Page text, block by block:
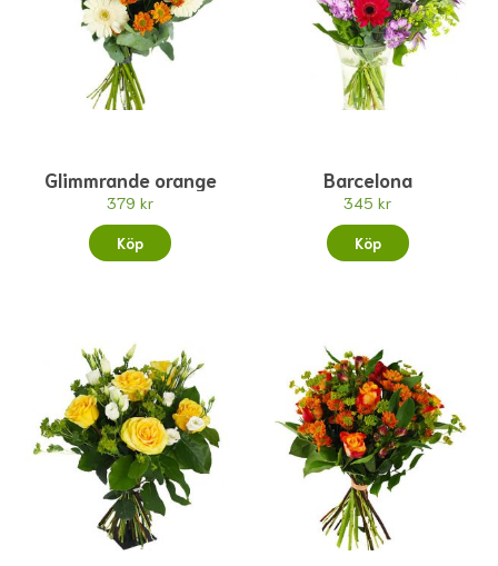
Glimmrande orange
379 kr
Köp
Barcelona
345 kr
Köp